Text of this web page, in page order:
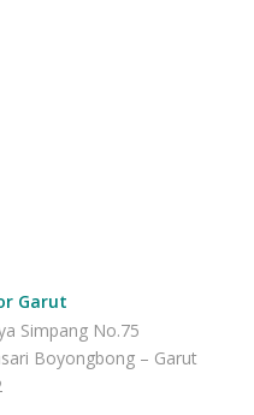
Garut
Simpang No.75
Boyongbong – Garut